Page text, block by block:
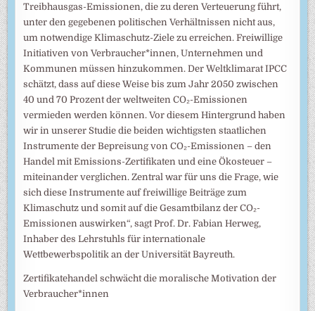
Treibhausgas-Emissionen, die zu deren Verteuerung führt,
unter den gegebenen politischen Verhältnissen nicht aus,
um notwendige Klimaschutz-Ziele zu erreichen. Freiwillige
Initiativen von Verbraucher*innen, Unternehmen und
Kommunen müssen hinzukommen. Der Weltklimarat IPCC
schätzt, dass auf diese Weise bis zum Jahr 2050 zwischen
40 und 70 Prozent der weltweiten CO₂-Emissionen
vermieden werden können. Vor diesem Hintergrund haben
wir in unserer Studie die beiden wichtigsten staatlichen
Instrumente der Bepreisung von CO₂-Emissionen – den
Handel mit Emissions-Zertifikaten und eine Ökosteuer –
miteinander verglichen. Zentral war für uns die Frage, wie
sich diese Instrumente auf freiwillige Beiträge zum
Klimaschutz und somit auf die Gesamtbilanz der CO₂-
Emissionen auswirken“, sagt Prof. Dr. Fabian Herweg,
Inhaber des Lehrstuhls für internationale
Wettbewerbspolitik an der Universität Bayreuth.
Zertifikatehandel schwächt die moralische Motivation der
Verbraucher*innen